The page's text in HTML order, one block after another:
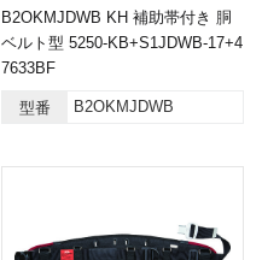
B2OKMJDWB KH 補助帯付き 胴
ベルト型 5250-KB+S1JDWB-17+4
7633BF
型番 B2OKMJDWB